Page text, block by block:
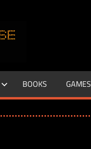
–
LIFE
BOOKS GAMES